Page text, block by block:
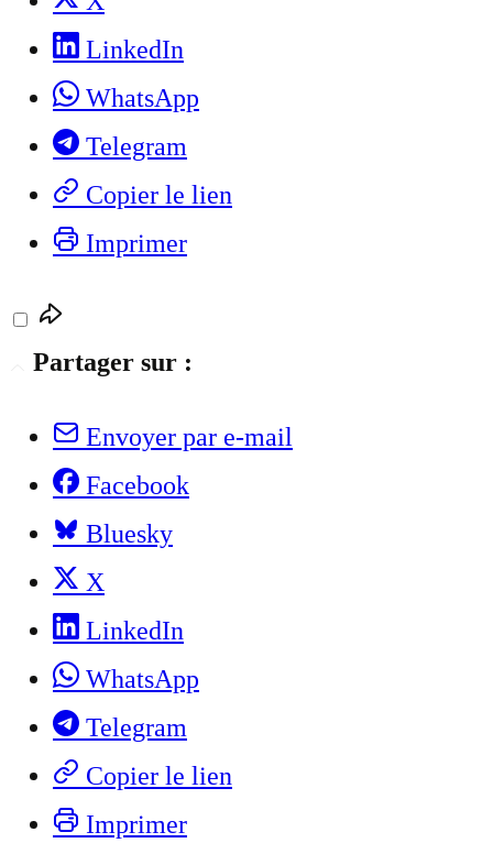
LinkedIn
WhatsApp
Telegram
Copier le lien
Imprimer
Partager sur :
Envoyer par e-mail
Facebook
Bluesky
X
LinkedIn
WhatsApp
Telegram
Copier le lien
Imprimer